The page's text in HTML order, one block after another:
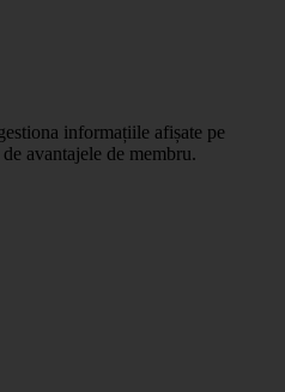
informațiile afișate pe
avantajele de membru.